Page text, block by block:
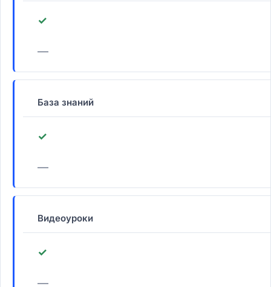
✓
—
База знаний
✓
—
Видеоуроки
✓
—